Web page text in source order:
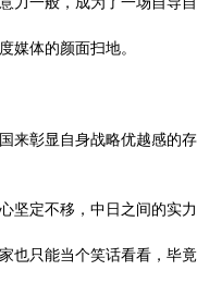
媒体的颜面扫地。
来彰显自身战略优越感的
坚定不移，中日之间的实
也只能当个笑话看看，毕